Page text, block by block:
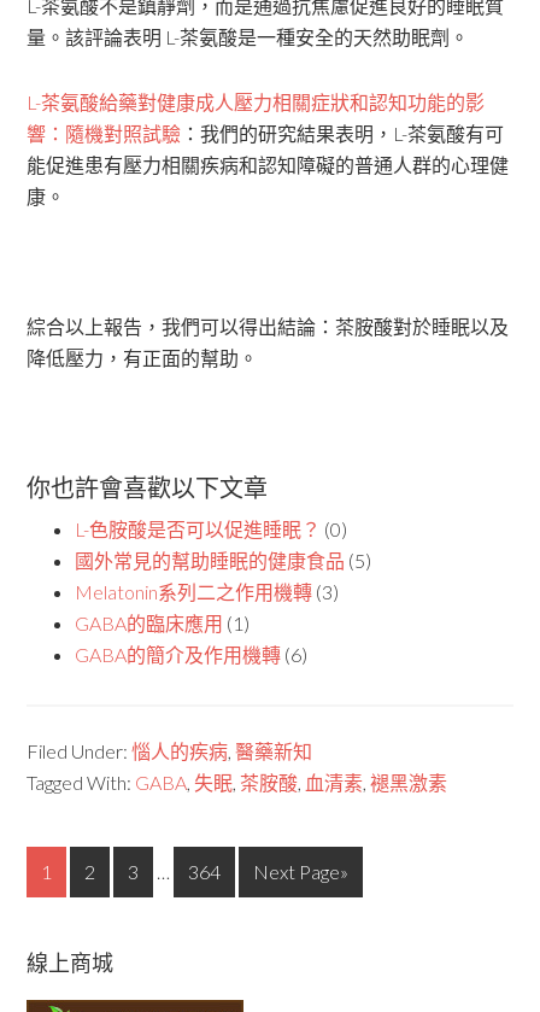
L-茶氨酸不是鎮靜劑，而是通過抗焦慮促進良好的睡眠質
量。該評論表明 L-茶氨酸是一種安全的天然助眠劑。
L-茶氨酸給藥對健康成人壓力相關症狀和認知功能的影
響：隨機對照試驗 ：我們的研究結果表明，L-茶氨酸有可
能促進患有壓力相關疾病和認知障礙的普通人群的心理健
康。
綜合以上報告，我們可以得出結論：茶胺酸對於睡眠以及
降低壓力，有正面的幫助。
你也許會喜歡以下文章
L-色胺酸是否可以促進睡眠？ (0)
國外常見的幫助睡眠的健康食品 (5)
Melatonin系列二之作用機轉 (3)
GABA的臨床應用 (1)
GABA的簡介及作用機轉 (6)
Filed Under:惱人的疾病,醫藥新知
Tagged With: GABA,失眠,茶胺酸, 血清素,褪黑激素
1 2 3 … 364 Next Page»
線上商城